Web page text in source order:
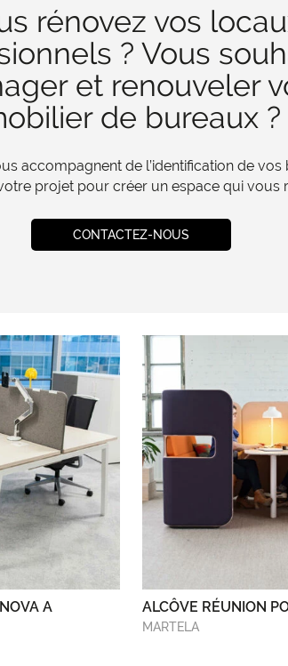
rénovez vos
? Vous
et renouveler
de bureaux ?
accompagnent de l’identification de vos
projet pour créer un espace qui vous
CONTACTEZ-NOUS
A ALCÔVE RÉUNION
MARTELA